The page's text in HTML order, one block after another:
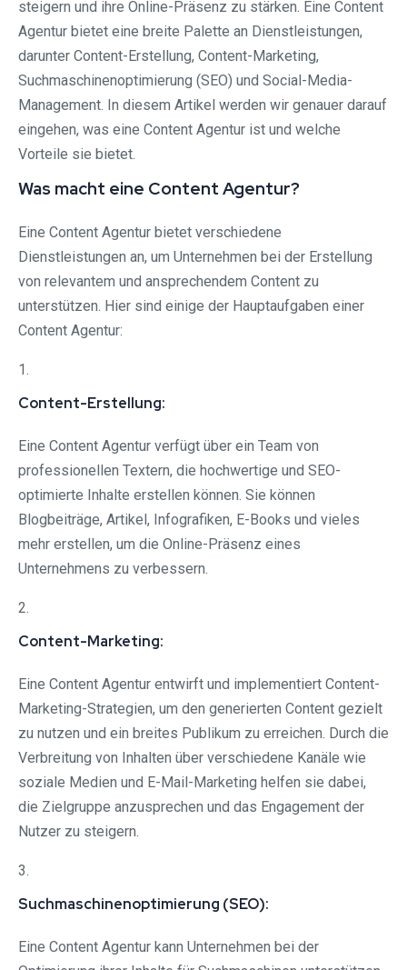
steigern und ihre Online-Präsenz zu stärken. Eine Content
Agentur bietet eine breite Palette an Dienstleistungen,
darunter Content-Erstellung, Content-Marketing,
Suchmaschinenoptimierung (SEO) und Social-Media-
Management. In diesem Artikel werden wir genauer darauf
eingehen, was eine Content Agentur ist und welche
Vorteile sie bietet.
Was macht eine Content Agentur?
Eine Content Agentur bietet verschiedene
Dienstleistungen an, um Unternehmen bei der Erstellung
von relevantem und ansprechendem Content zu
unterstützen. Hier sind einige der Hauptaufgaben einer
Content Agentur:
1.
Content-Erstellung:
Eine Content Agentur verfügt über ein Team von
professionellen Textern, die hochwertige und SEO-
optimierte Inhalte erstellen können. Sie können
Blogbeiträge, Artikel, Infografiken, E-Books und vieles
mehr erstellen, um die Online-Präsenz eines
Unternehmens zu verbessern.
2.
Content-Marketing:
Eine Content Agentur entwirft und implementiert Content-
Marketing-Strategien, um den generierten Content gezielt
zu nutzen und ein breites Publikum zu erreichen. Durch die
Verbreitung von Inhalten über verschiedene Kanäle wie
soziale Medien und E-Mail-Marketing helfen sie dabei,
die Zielgruppe anzusprechen und das Engagement der
Nutzer zu steigern.
3.
Suchmaschinenoptimierung (SEO):
Eine Content Agentur kann Unternehmen bei der